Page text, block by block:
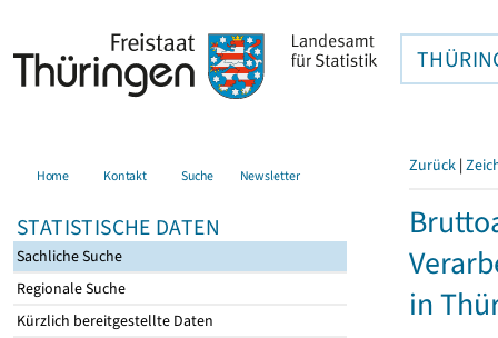
Home Kontakt Suche Newsletter
STATISTISCHE DATEN
Sachliche Suche
Regionale Suche
Kürzlich bereitgestellte Daten
Zurück |
in